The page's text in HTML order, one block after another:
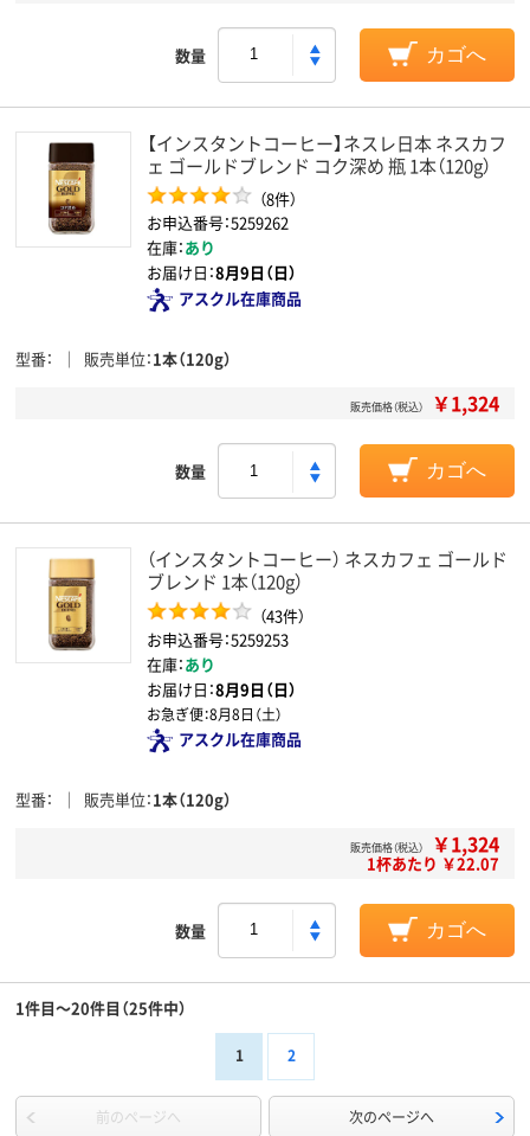
数量 カゴへ
【インスタントコーヒー】ネスレ日本 ネスカフ
ェ ゴールドブレンド コク深め 瓶 1本（120g）
（8件）
お申込番号：5259262
在庫：あり
お届け日：8月9日（日）
アスクル在庫商品
型番 販売単位 1本（120g）
販売価格（税込） ￥1,324
数量 カゴへ
（インスタントコーヒー） ネスカフェ ゴールド
ブレンド 1本（120g）
（43件）
お申込番号：5259253
在庫：あり
お届け日：8月9日（日）
お急ぎ便：8月8日（土）
アスクル在庫商品
型番 販売単位 1本（120g）
販売価格（税込） ￥1,324
1杯あたり ￥22.07
数量 カゴへ
1件目～20件目（25件中）
1 2
前のページへ 次のページへ